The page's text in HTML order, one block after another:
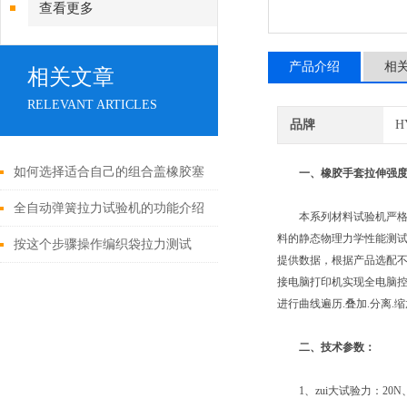
查看更多
相关文章
RELEVANT ARTICLES
如何选择适合自己的组合盖橡胶塞
穿刺力测试仪？
全自动弹簧拉力试验机的功能介绍
按这个步骤操作编织袋拉力测试
产品介绍 相
品牌
一、橡胶手套拉伸强
本系列材料试验机严格
料的静态物理力学性能测
提供数据，根据产品选配
接电脑打印机实现全电脑
进行曲线遍历.叠加.分离.
二、技术参数：
1、zui大试验力：20N